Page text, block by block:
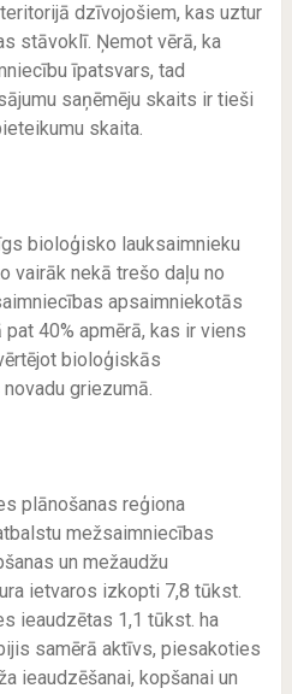
dzīvojošiem, kas uztur
stāvoklī. Ņemot vērā, ka
īpatsvars, tad
saņēmēju skaits ir tieši
skaita.
bioloģisko lauksaimnieku
vairāk nekā trešo daļu no
apsaimniekotās
40% apmērā, kas ir viens
bioloģiskās
griezumā.
plānošanas reģiona
mežsaimniecības
un mežaudžu
ietvaros izkopti 7,8 tūkst.
ieaudzētas 1,1 tūkst. ha
samērā aktīvs, piesakoties
ieaudzēšanai, kopšanai un